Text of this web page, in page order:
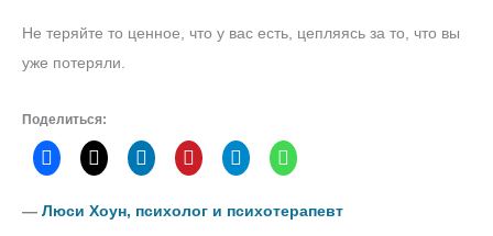
Не теряйте то ценное, что у вас есть, цепляясь за то, что вы
уже потеряли.
Поделиться:
― Люси Хоун, психолог и психотерапевт